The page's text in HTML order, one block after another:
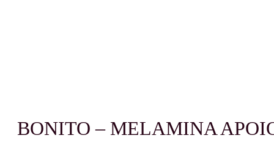
BONITO – MELAMINA